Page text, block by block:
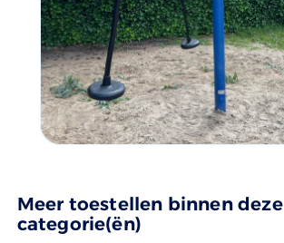
Meer toestellen binnen deze
categorie(ën)